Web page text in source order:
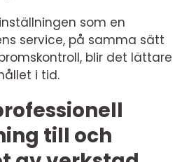
som en
service, på samma sätt
blir det lättare
i tid.
till och